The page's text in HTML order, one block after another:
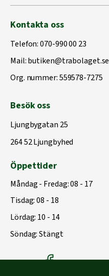
Kontakta oss
Telefon:070-990 00 23
Mail:butiken@trabolaget.se
Org. nummer: 559578-7275
Besök oss
Ljungbygatan 25
264 52 Ljungbyhed
Öppettider
Måndag - Fredag: 08 - 17
Tisdag: 08 - 18
Lördag: 10 - 14
Söndag: Stängt